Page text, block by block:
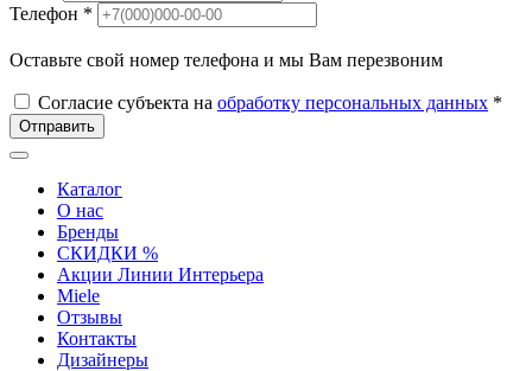
Телефон *
Оставьте свой номер телефона и мы Вам перезвоним
Согласие субъекта на обработку персональных данных *
Отправить
Каталог
О нас
Бренды
СКИДКИ %
Акции Линии Интерьера
Miele
Отзывы
Контакты
Дизайнеры